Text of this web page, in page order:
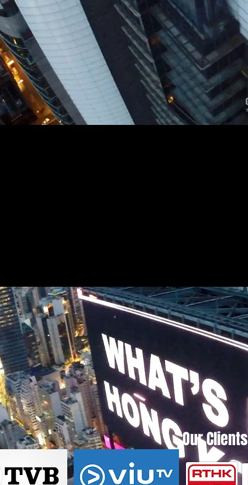
Our Clients